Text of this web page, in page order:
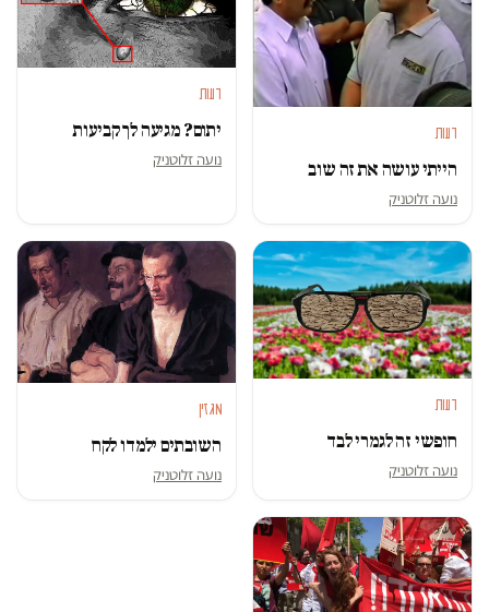
דעות
הייתי עושה את זה שוב
נועה זלוטניק
דעות
יתום? מגיעה לך קביעות
נועה זלוטניק
דעות
חופשי זה לגמרי לבד
נועה זלוטניק
מגזין
השובתים ילמדו לקח
נועה זלוטניק